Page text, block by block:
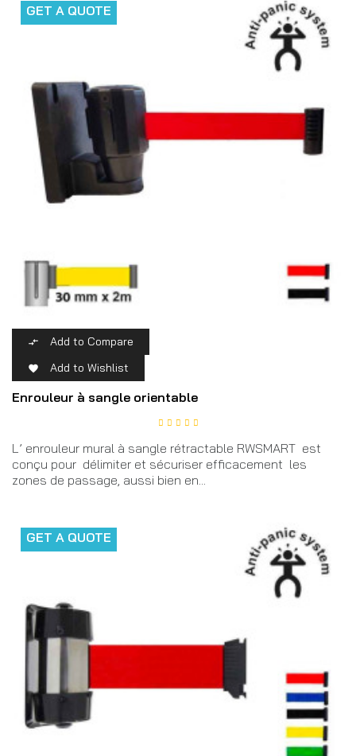
GET A QUOTE
 Add to Compare
 Add to Wishlist
Enrouleur à sangle orientable
L’ enrouleur mural à sangle rétractable RWSMART est
conçu pour délimiter et sécuriser efficacement les
zones de passage, aussi bien en...
GET A QUOTE